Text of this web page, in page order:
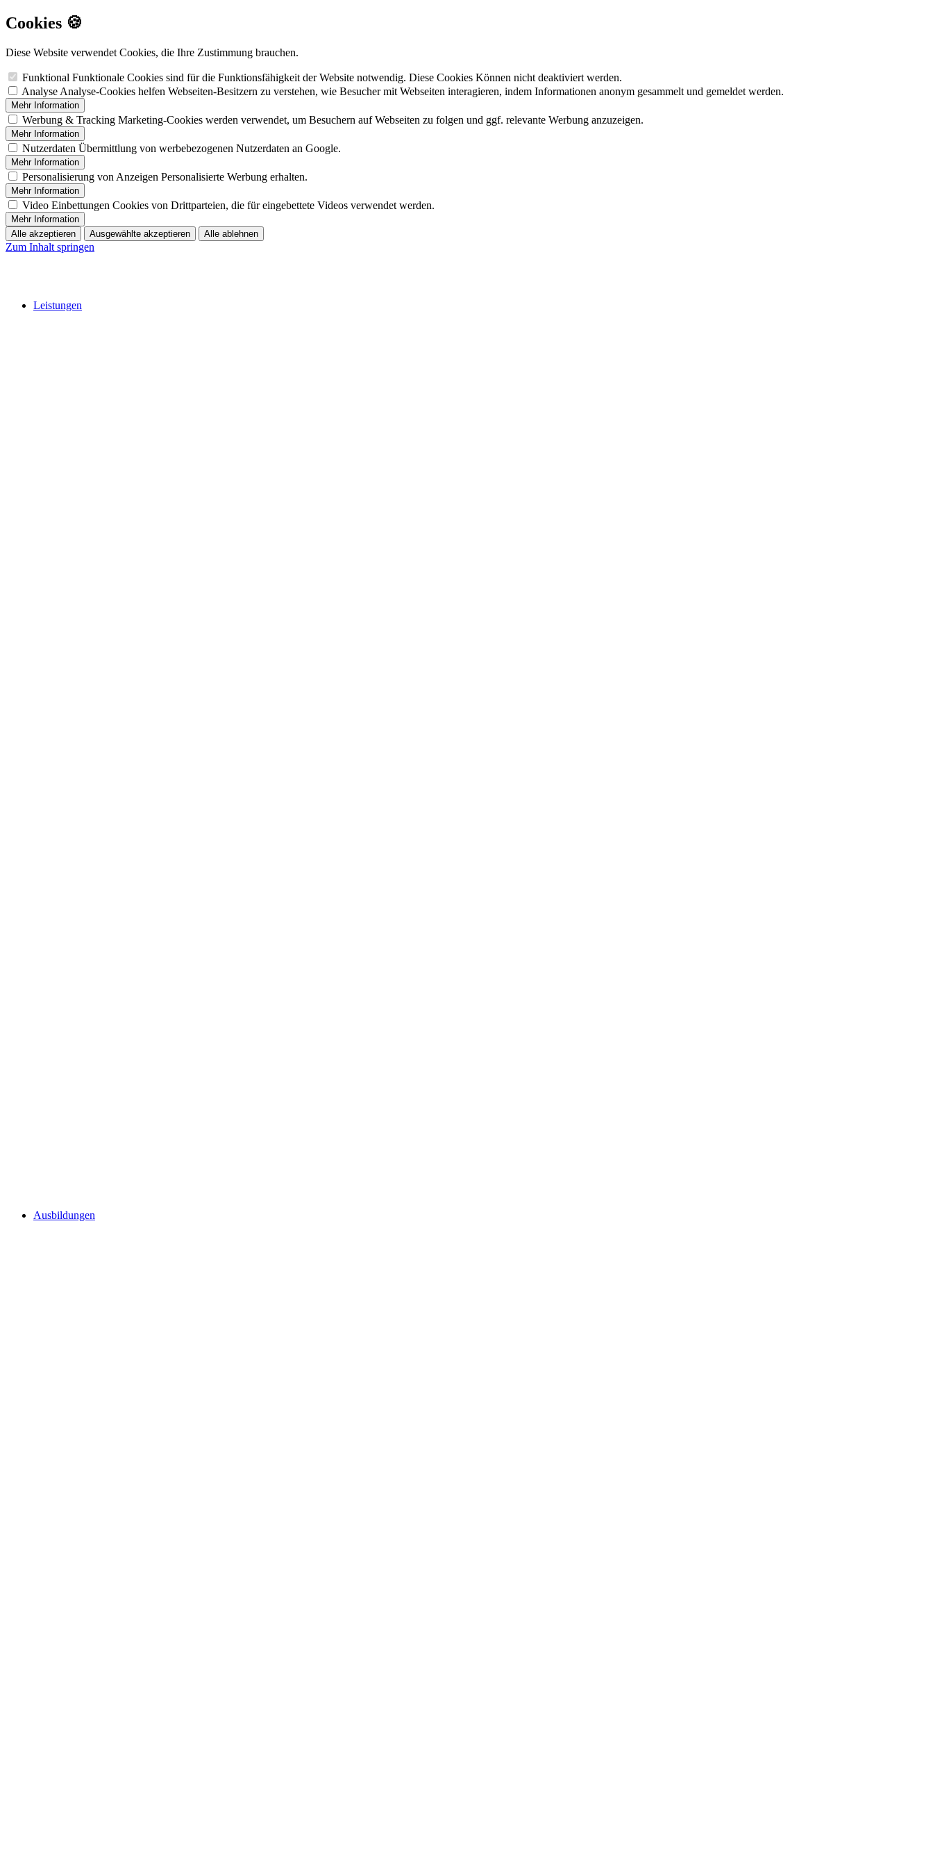
Cookies 🍪
Diese Website verwendet Cookies, die Ihre Zustimmung brauchen.
Funktional Funktionale Cookies sind für die Funktionsfähigkeit der Website notwendig. Diese Cookies Können nicht deaktiviert werden.
Analyse Analyse-Cookies helfen Webseiten-Besitzern zu verstehen, wie Besucher mit Webseiten interagieren, indem Informationen anonym gesammelt und gemeldet werden.
Mehr Information
Werbung & Tracking Marketing-Cookies werden verwendet, um Besuchern auf Webseiten zu folgen und ggf. relevante Werbung anzuzeigen.
Mehr Information
Nutzerdaten Übermittlung von werbebezogenen Nutzerdaten an Google.
Mehr Information
Personalisierung von Anzeigen Personalisierte Werbung erhalten.
Mehr Information
Video Einbettungen Cookies von Drittparteien, die für eingebettete Videos verwendet werden.
Mehr Information
Alle akzeptieren
Ausgewählte akzeptieren Alle ablehnen
Zum Inhalt springen
Leistungen
Ausbildungen